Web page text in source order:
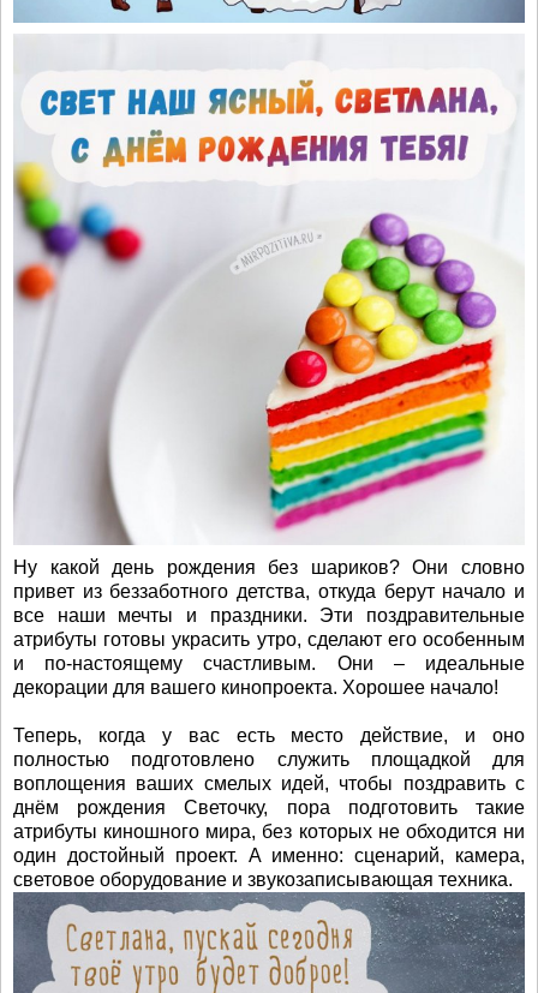
Ну какой день рождения без шариков? Они словно
привет из беззаботного детства, откуда берут начало и
все наши мечты и праздники. Эти поздравительные
атрибуты готовы украсить утро, сделают его особенным
и по-настоящему счастливым. Они – идеальные
декорации для вашего кинопроекта. Хорошее начало!
Теперь, когда у вас есть место действие, и оно
полностью подготовлено служить площадкой для
воплощения ваших смелых идей, чтобы поздравить с
днём рождения Светочку, пора подготовить такие
атрибуты киношного мира, без которых не обходится ни
один достойный проект. А именно: сценарий, камера,
световое оборудование и звукозаписывающая техника.